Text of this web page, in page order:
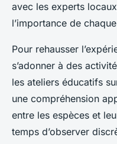
avec les experts
l’importance de
Pour rehausser
s’adonner à des
les ateliers éducatifs
une compréhension
entre les espèces et
temps d’observer